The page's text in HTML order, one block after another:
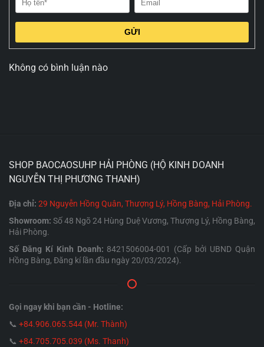
GỬI
Không có bình luận nào
SHOP BAOCAOSUHP HẢI PHÒNG (HỘ KINH DOANH
NGUYỄN THỊ PHƯƠNG THANH)
Địa chỉ: 29 Nguyễn Hồng Quân, Thượng Lý, Hồng Bàng, Hải Phòng.
Showroom: Số 48 Ngõ 24 Hùng Duệ Vương, Thượng Lý, Hồng Bàng,
Hải Phòng.
Số Đăng Kí Kinh Doanh: 8421506004-001 (Cấp bởi UBND Quận
Hồng Bàng, Đăng kí lần đầu ngày 20/03/2024).
Gọi ngay khi bạn cần - Hotline:
📞 +84.906.065.544 (Mr. Thành)
📞 +84.705.705.039 (Ms. Thanh)